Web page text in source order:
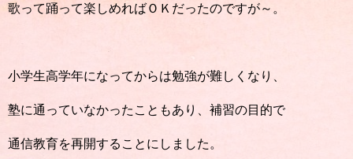
歌って踊って楽しめればＯＫだったのですが～。
小学生高学年になってからは勉強が難しくなり、
塾に通っていなかったこともあり、補習の目的で
通信教育を再開することにしました。